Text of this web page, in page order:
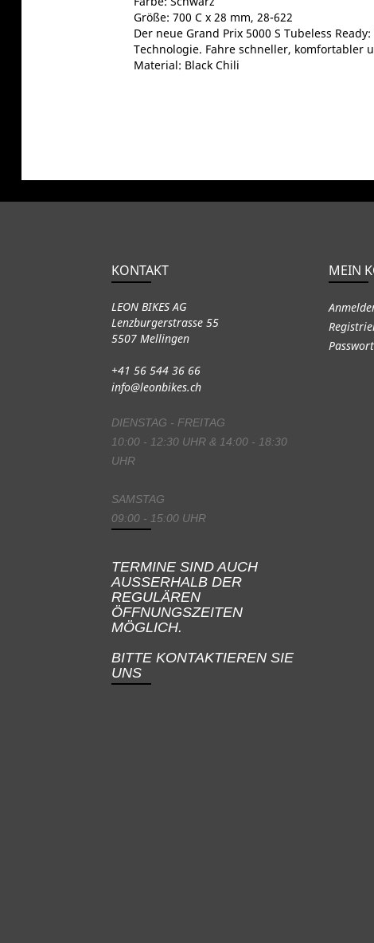
Größe: 700 C x 28 mm, 28-622
Der neue Grand Prix 5000 S Tubeless
Technologie. Fahre schneller, komfortabler
Material: Black Chili
KONTAKT
LEON BIKES AG
Lenzburgerstrasse 55
5507 Mellingen
+41 56 544 36 66
info@leonbikes.ch
DIENSTAG - FREITAG
10:00 - 12:30 UHR & 14:00 - 18:30
UHR
SAMSTAG
09:00 - 15:00 UHR
TERMINE SIND AUCH
AUSSERHALB DER
REGULÄREN
ÖFFNUNGSZEITEN
MÖGLICH.
BITTE KONTAKTIEREN SIE
UNS
MEIN